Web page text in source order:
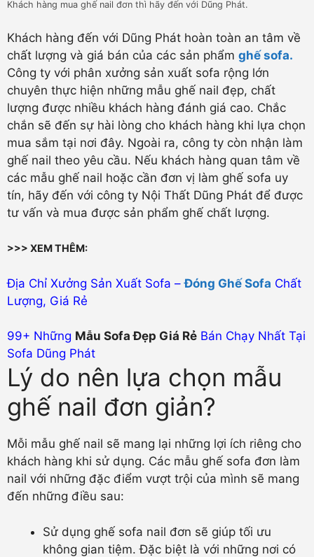
Khách hàng mua ghế nail đơn thì hãy đến với Dũng Phát.
Khách hàng đến với Dũng Phát hoàn toàn an tâm về
chất lượng và giá bán của các sản phẩm ghế sofa.
Công ty với phân xưởng sản xuất sofa rộng lớn
chuyên thực hiện những mẫu ghế nail đẹp, chất
lượng được nhiều khách hàng đánh giá cao. Chắc
chắn sẽ đến sự hài lòng cho khách hàng khi lựa chọn
mua sắm tại nơi đây. Ngoài ra, công ty còn nhận làm
ghế nail theo yêu cầu. Nếu khách hàng quan tâm về
các mẫu ghế nail hoặc cần đơn vị làm ghế sofa uy
tín, hãy đến với công ty Nội Thất Dũng Phát để được
tư vấn và mua được sản phẩm ghế chất lượng.
>>> XEM THÊM:
Địa Chỉ Xưởng Sản Xuất Sofa –Đóng Ghế Sofa Chất
Lượng, Giá Rẻ
99+ Những Mẫu Sofa Đẹp Giá Rẻ Bán Chạy Nhất Tại
Sofa Dũng Phát
Lý do nên lựa chọn mẫu
ghế nail đơn giản?
Mỗi mẫu ghế nail sẽ mang lại những lợi ích riêng cho
khách hàng khi sử dụng. Các mẫu ghế sofa đơn làm
nail với những đặc điểm vượt trội của mình sẽ mang
đến những điều sau:
Sử dụng ghế sofa nail đơn sẽ giúp tối ưu
không gian tiệm. Đặc biệt là với những nơi có